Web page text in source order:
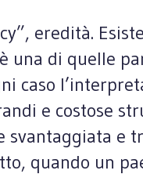
eredità.
una di quelle
caso
e costose
e
quando un